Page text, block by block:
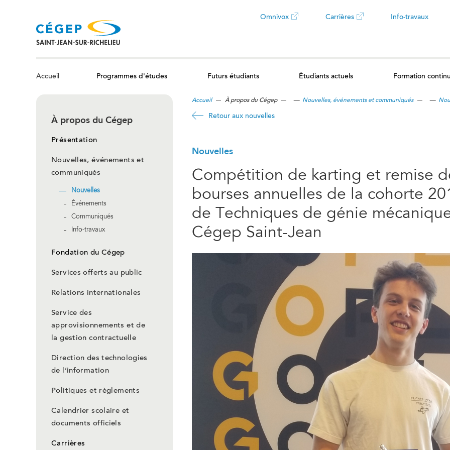
Omnivox
dans
onglet
Carrières
ouvrira
dans
onglet
Info-travaux
Accueil Programmes d'études Futurs étudiants Étudiants actuels Formation
À propos du Cégep
Présentation
Nouvelles, événements et
communiqués
Nouvelles
Événements
Communiqués
Info-travaux
Fondation du Cégep
Services offerts au public
Relations internationales
Service des
approvisionnements et de
la gestion contractuelle
Direction des technologies
de l’information
Politiques et règlements
Calendrier scolaire et
documents officiels
Carrières
Accueil À propos du Cégep — Nouvelles, événements et communiqués —
Retour aux nouvelles
Nouvelles
Compétition de karting et remise
bourses annuelles de la cohorte
de Techniques de génie
Cégep Saint-Jean